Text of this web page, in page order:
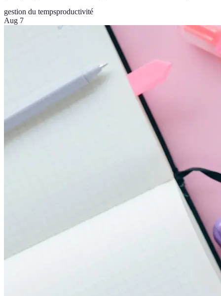
gestion du tempsproductivité
Aug 7